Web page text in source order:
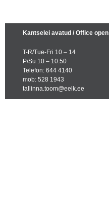
Kantselei avatud / Office open
T-R/Tue-Fri 10 – 14
P/Su 10 – 10.50
Telefon: 644 4140
mob: 528 1943
tallinna.toom@eelk.ee